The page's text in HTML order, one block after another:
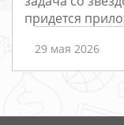
придется
29 мая 2026
РАЗРАБОТКА
Порталы
Интернет-
магазины